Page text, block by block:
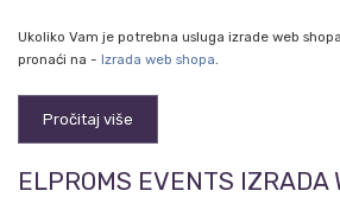
Ukoliko Vam je potrebna usluga izrade web
pronaći na - Izrada web shopa.
Pročitaj više
ELPROMS EVENTS IZRADA